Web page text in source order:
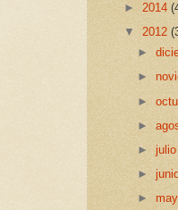
► 2014
▼ 2012
►
►
►
►
►
►
►